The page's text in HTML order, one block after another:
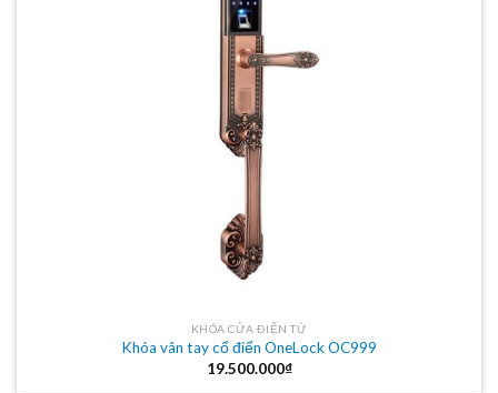
KHÓA CỬA ĐIỆN TỬ
Khóa vân tay cổ điển OneLock OC999
19.500.000₫